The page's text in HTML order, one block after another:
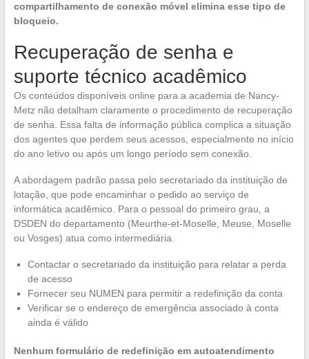
compartilhamento de conexão móvel elimina esse tipo de
bloqueio.
Recuperação de senha e
suporte técnico acadêmico
Os conteúdos disponíveis online para a academia de Nancy-
Metz não detalham claramente o procedimento de recuperação
de senha. Essa falta de informação pública complica a situação
dos agentes que perdem seus acessos, especialmente no início
do ano letivo ou após um longo período sem conexão.
A abordagem padrão passa pelo secretariado da instituição de
lotação, que pode encaminhar o pedido ao serviço de
informática acadêmico. Para o pessoal do primeiro grau, a
DSDEN do departamento (Meurthe-et-Moselle, Meuse, Moselle
ou Vosges) atua como intermediária.
Contactar o secretariado da instituição para relatar a perda
de acesso
Fornecer seu NUMEN para permitir a redefinição da conta
Verificar se o endereço de emergência associado à conta
ainda é válido
Nenhum formulário de redefinição em autoatendimento